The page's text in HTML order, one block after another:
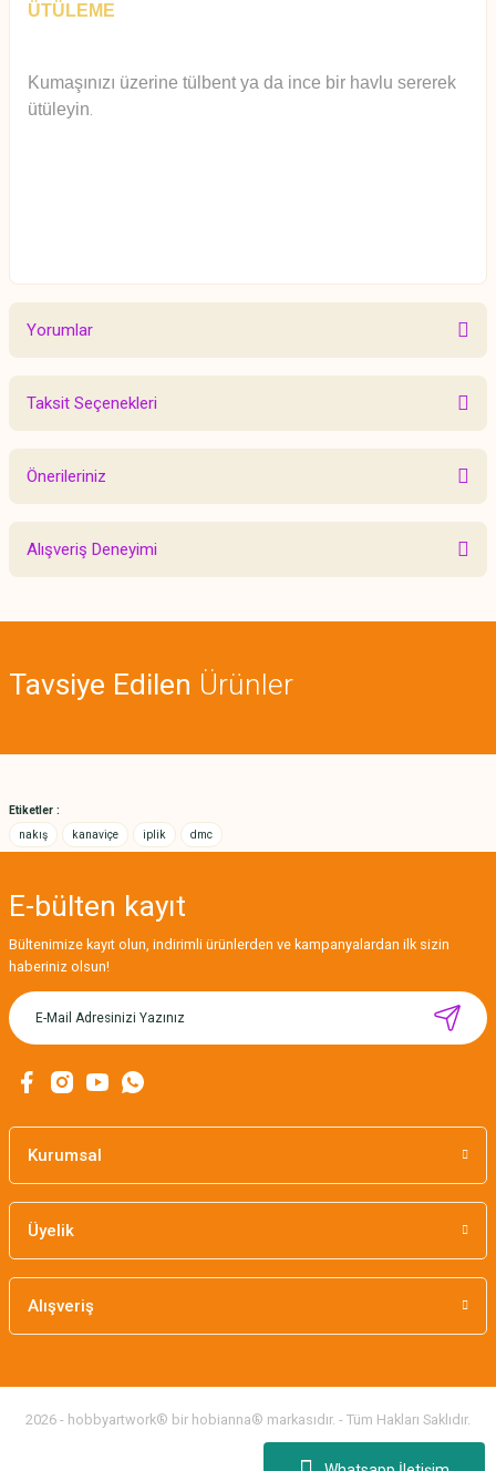
ÜTÜLEME
Kumaşınızı üzerine tülbent ya da ince bir havlu sererek
ütüleyin.
Yorumlar
Taksit Seçenekleri
Önerileriniz
Bu ürünün fiyat bilgisi, resim, ürün açıklamalarında ve diğer konularda
yetersiz gördüğünüz noktaları öneri formunu kullanarak tarafımıza
Ürün açıklamasında eksik bilgiler bulunuyor.
Alışveriş Deneyimi
Tavsiye Edilen Ürünler
MIKNATISLI İĞNE TUTUCU-BAHAR
Etiketler :
nakış
kanaviçe iplik dmc
E-bülten kayıt
Bültenimize kayıt olun, indirimli ürünlerden ve kampanyalardan ilk sizin
haberiniz olsun!
Kurumsal
Üyelik
Alışveriş
2026 - hobbyartwork® bir hobianna® markasıdır. - Tüm Hakları Saklıdır.